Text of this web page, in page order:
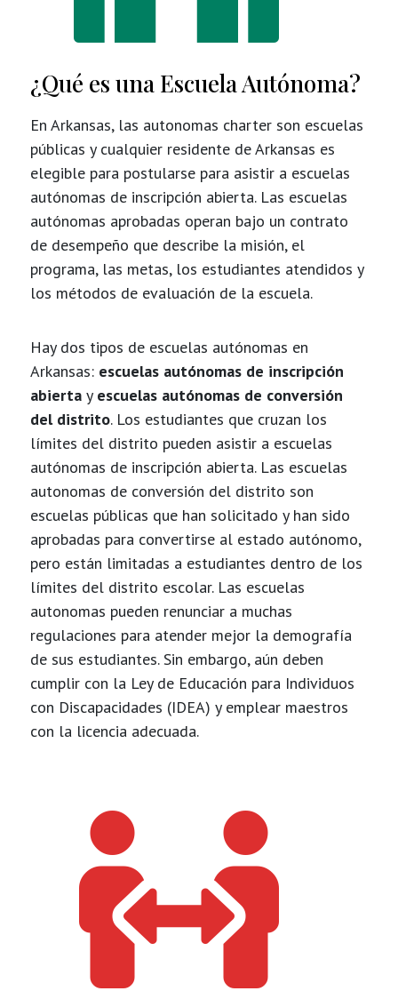
¿Qué es una Escuela Autónoma?
En Arkansas, las autonomas charter son escuelas
públicas y cualquier residente de Arkansas es
elegible para postularse para asistir a escuelas
autónomas de inscripción abierta. Las escuelas
autónomas aprobadas operan bajo un contrato
de desempeño que describe la misión, el
programa, las metas, los estudiantes atendidos y
los métodos de evaluación de la escuela.
Hay dos tipos de escuelas autónomas en
Arkansas: escuelas autónomas de inscripción
abiertay escuelas autónomas de conversión
del distrito. Los estudiantes que cruzan los
límites del distrito pueden asistir a escuelas
autónomas de inscripción abierta. Las escuelas
autonomas de conversión del distrito son
escuelas públicas que han solicitado y han sido
aprobadas para convertirse al estado autónomo,
pero están limitadas a estudiantes dentro de los
límites del distrito escolar. Las escuelas
autonomas pueden renunciar a muchas
regulaciones para atender mejor la demografía
de sus estudiantes. Sin embargo, aún deben
cumplir con la Ley de Educación para Individuos
con Discapacidades (IDEA) y emplear maestros
con la licencia adecuada.
